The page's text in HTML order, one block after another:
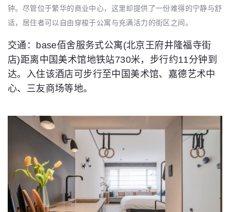
钟。尽管位于繁华的商业中心，这里却提供了一份难得的宁静与舒
适，居住者可以自由穿梭于公寓与充满活力的街区之间。
交通：base佰舍服务式公寓(北京王府井隆福寺街
店)距离中国美术馆地铁站730米，步行约11分钟到
达。入住该酒店可步行至中国美术馆、嘉德艺术中
心、三友商场等地。